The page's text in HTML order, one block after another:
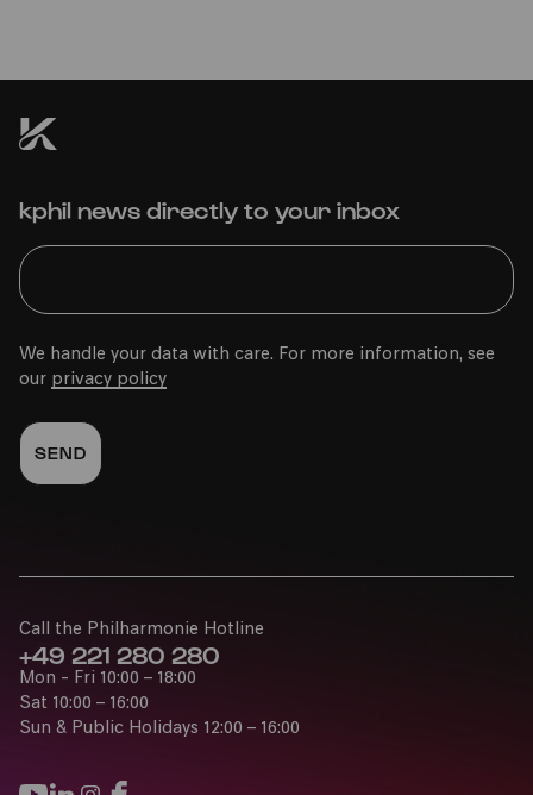
kphil news directly to your inbox
We handle your data with care. For more information, see
our privacy policy
Call the Philharmonie Hotline
+49 221 280 280
Mon - Fri 10:00 – 18:00
Sat 10:00 – 16:00
Sun & Public Holidays 12:00 – 16:00